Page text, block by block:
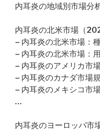
内耳炎の地域別市場分
内耳炎の北米市場（
– 内耳炎の北米市場：
– 内耳炎の北米市場：
– 内耳炎のアメリカ市
– 内耳炎のカナダ市場
– 内耳炎のメキシコ市
…
内耳炎のヨーロッパ市